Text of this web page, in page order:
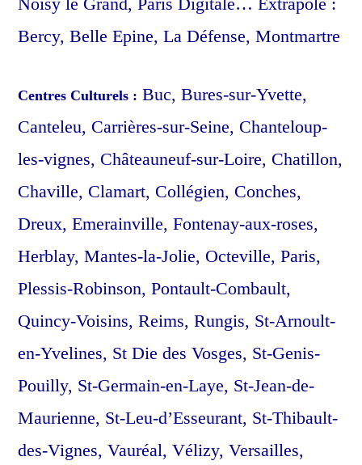
Bercy, Belle Epine, La Défense, Montmartre
Centres Culturels : Buc, Bures-sur-Yvette,
Canteleu, Carrières-sur-Seine, Chanteloup-
les-vignes, Châteauneuf-sur-Loire, Chatillon,
Chaville, Clamart, Collégien, Conches,
Dreux, Emerainville, Fontenay-aux-roses,
Herblay, Mantes-la-Jolie, Octeville, Paris,
Plessis-Robinson, Pontault-Combault,
Quincy-Voisins, Reims, Rungis, St-Arnoult-
en-Yvelines, St Die des Vosges, St-Genis-
Pouilly, St-Germain-en-Laye, St-Jean-de-
Maurienne, St-Leu-d’Esseurant, St-Thibault-
des-Vignes, Vauréal, Vélizy, Versailles,